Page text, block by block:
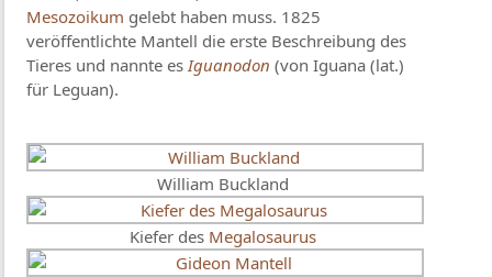
Mesozoikum gelebt haben muss. 1825
veröffentlichte Mantell die erste Beschreibung des
Tieres und nannte es Iguanodon (von Iguana (lat.)
für Leguan).
William Buckland
Kiefer des Megalosaurus